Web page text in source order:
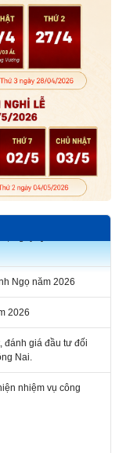
Ngày Chiến
Ngày Quốc tế Lao
Nai.